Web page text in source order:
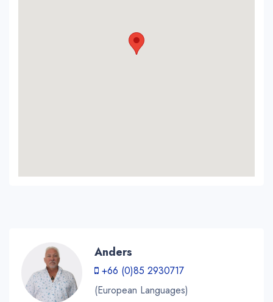
Anders
+66 (0)85 2930717
(European Languages)